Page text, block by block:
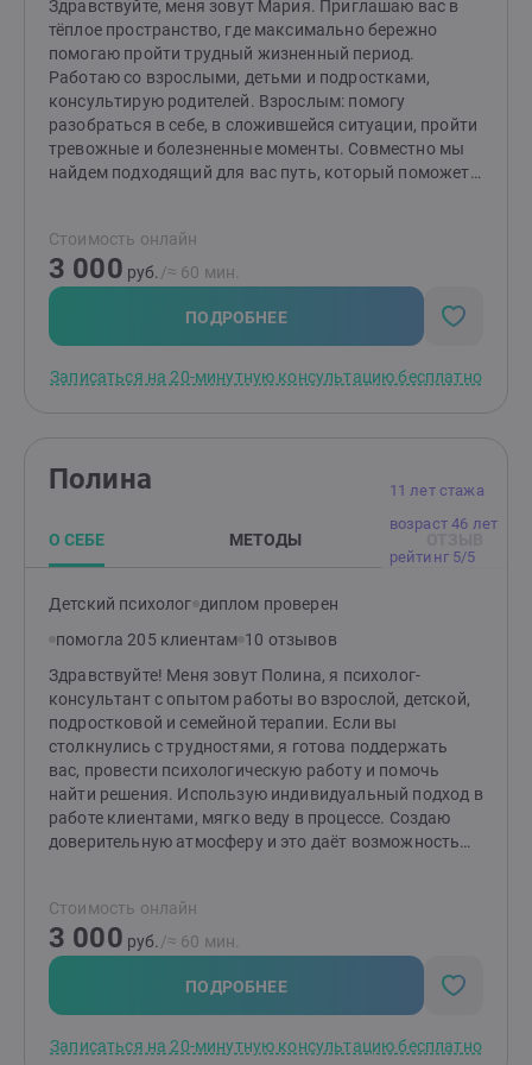
меняется, когда мы меняемся сами.Приглашаю тех,
кто хочет и готов сделать свою жизнь лучше.
Здравствуйте, меня зовут Мария. Приглашаю вас в
тёплое пространство, где максимально бережно
помогаю пройти трудный жизненный период.
Работаю со взрослыми, детьми и подростками,
консультирую родителей. Взрослым: помогу
разобраться в себе, в сложившейся ситуации, пройти
тревожные и болезненные моменты. Совместно мы
найдем подходящий для вас путь, который поможет
страхами, вспышками гнева, эмоциональной
чувствительностью и ранимостью, обрести
уверенность, улучшить отношения с окружающими.
Родителям: помогу разобраться в причинах
возникших трудностей и найти эффективные способы
отношения и понять своего ребенка.
Стоимость онлайн
3 000 руб. /≈ 60 мин.
ПОДРОБНЕЕ
Записаться на 20-минутную консультацию бесплатно
11 лет стажа
возраст 46 лет
рейтинг 5/5
Полина
О СЕБЕ МЕТОДЫ
Детский психолог диплом проверен
помогла 205 клиентам 10 отзывов
Здравствуйте! Меня зовут Полина, я психолог-
консультант с опытом работы во взрослой, детской,
подростковой и семейной терапии. Если вы
столкнулись с трудностями, я готова поддержать
вас, провести психологическую работу и помочь
найти решения. Использую индивидуальный подход в
работе клиентами, мягко веду в процессе. Создаю
доверительную атмосферу и это даёт возможность
осознаванием, гештальт-терапия, кроме этого я
использую элементы когнитивно-поведенческой, арт-
терапии, расстановки, терапию принятия и
обязательств и другие техники и методы. Работаю в
краткосрочном подходе (до 10 консультаций), как
рамках работы над запросом мы выделяем
Стоимость онлайн
3 000 руб. /≈ 60 мин.
ПОДРОБНЕЕ
Записаться на 20-минутную консультацию бесплатно